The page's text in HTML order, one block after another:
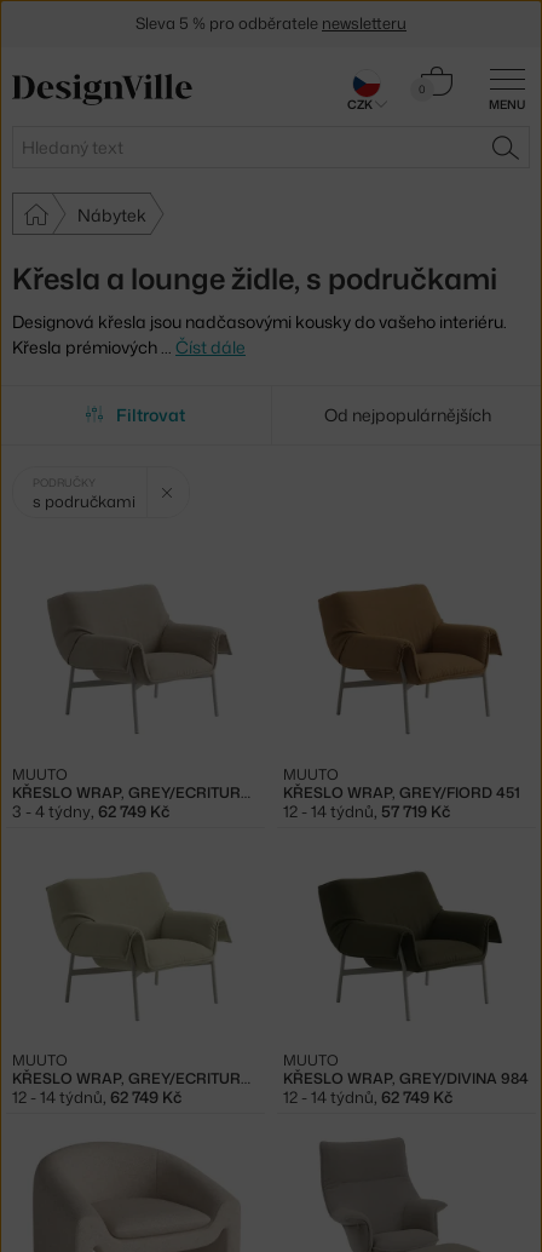
MENU
Hledat
0
Košík
Nábytek
Křesla a lounge židle, s područkami
Designová křesla jsou nadčasovými kousky do vašeho interiéru.
Křesla prémiových … Číst dále
Filtrovat Od nejpopulárnějších
Vybrané
filtry:
PODRUČKY
s područkami
KŘESLO WRAP, GREY/ECRITURE 240
MUUTO
3 - 4 týdny 62 749 Kč
KŘESLO WRAP, GREY/FIORD 451
MUUTO
12 - 14 týdnů 57 719 Kč
KŘESLO WRAP, GREY/ECRITURE 910
MUUTO
12 - 14 týdnů, 62 749 Kč
KŘESLO WRAP, GREY/DIVINA 984
MUUTO
12 - 14 týdnů, 62 749 Kč
Sleva 5 % pro odběratele newsletteru
CZK